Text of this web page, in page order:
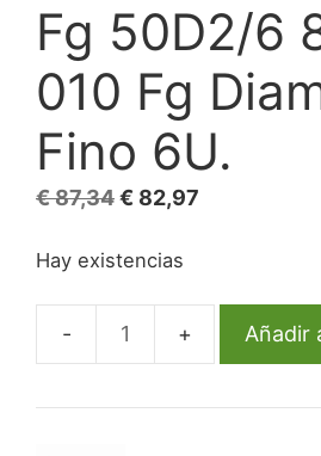
Fg 50D2/6
010 Fg
Fino 6U.
€87,34El
original
€ 87,34.
€ 82,97
€ 82,97.
Hay existencias
858-
Añadir